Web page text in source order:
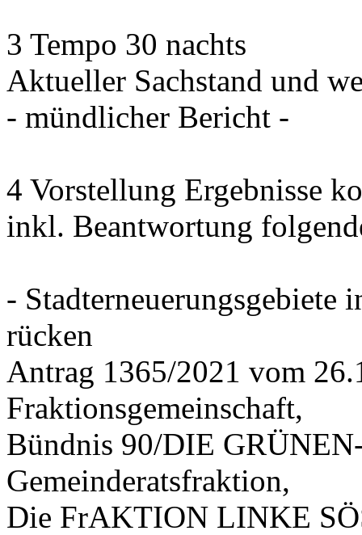
3 Tempo 30 nachts
Aktueller Sachstand und
- mündlicher Bericht -
4 Vorstellung Ergebnisse
inkl. Beantwortung
- Stadterneuerungsgebiete
rücken
Antrag 1365/2021 vom
Fraktionsgemeinschaft,
Bündnis 90/DIE
Gemeinderatsfraktion,
Die FrAKTION LINKE